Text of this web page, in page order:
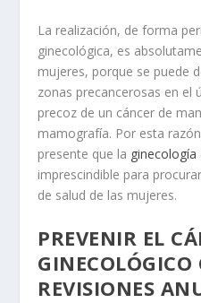
La realización, de forma
ginecológica, es
mujeres, porque se puede
zonas precancerosas en el
precoz de un cáncer de
mamografía. Por esta
presente que la ginecología
imprescindible para
de salud de las mujeres.
PREVENIR EL
REVISIONES